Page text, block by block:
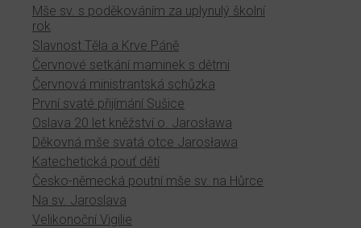
Mše sv. s poděkováním za uplynulý školní
rok
Slavnost Těla a Krve Páně
Červnové setkání maminek s dětmi
Červnová ministrantská schůzka
První svaté přijímání Sušice
Oslava 20 let kněžství o. Jarosława
Děkovná mše svatá otce Jarosława
Katechetická pouť dětí
Česko-německá poutní mše sv. na Hůrce
Na sv. Jaroslava
Velikonoční Vigilie